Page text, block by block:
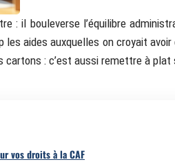
: il bouleverse l’équilibre
les aides auxquelles on croyait
cartons : c’est aussi remettre à
vos droits à la CAF